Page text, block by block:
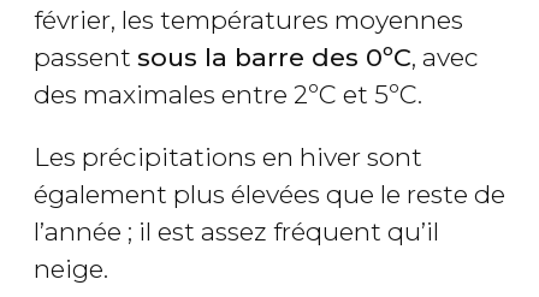
février, les températures moyennes
passent sous la barre des 0ºC, avec
des maximales entre 2ºC et 5ºC.
Les précipitations en hiver sont
également plus élevées que le reste de
l’année ; il est assez fréquent qu’il
neige.